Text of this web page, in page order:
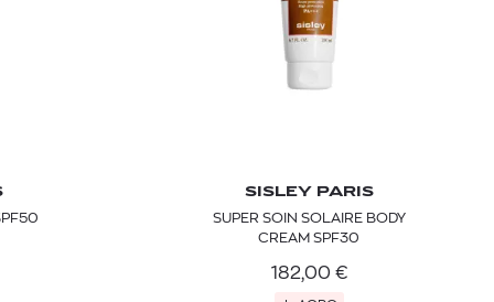
SISLEY PARIS
SUPER SOIN SOLAIRE BODY
CREAM SPF30
182,00 €